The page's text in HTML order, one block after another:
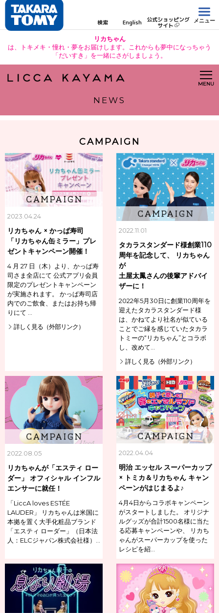
検索 English 公式ショッピング
サイト
メニュー
リカちゃん
は、トキメキ・憧れ・夢をお届けします。これからも夢中になっちゃう
「だいすき」を一緒にさがしましょう。
MENU
NEWS
CAMPAIGN
2023.04.24
リカちゃん × かっぱ寿司
「リカちゃん缶ミラー」プレ
ゼントキャンペーン開催！
4 月 27 日（木）より、かっぱ寿
司さま全店にて 公式アプリ会員
限定のプレゼントキャンペーン
が実施されます。 かっぱ寿司店
内でのご飲食、またはお持ち帰
りにて …
詳しく見る（外部リンク）
2022.11.01
タカラスタンダード様創業110
周年を記念して、 リカちゃん
が
土屋太鳳さんの後輩アドバイ
ザーに！
2022年5月30日に創業110周年を
迎えたタカラスタンダード様
は、かねてより社名が似ている
ことでご縁を感じていたタカラ
トミーの“リカちゃん”とコラボ
し、改めて…
詳しく見る（外部リンク）
2022.08.05
リカちゃんが「エスティ ロー
ダー」 オフィシャル インフル
エンサーに就任！
「LiccA loves ESTÉE
LAUDER」 リカちゃんは米国に
本拠を置く大手化粧品ブランド
「エスティ ローダー」（日本法
人：ELCジャパン株式会社様）…
2022.04.04
明治 エッセル スーパーカップ
× トミカ＆リカちゃん キャン
ペーンがはじまるよ♪
4月4日からコラボキャンペーン
がスタートしました。 オリジナ
ルグッズが合計1500名様に当た
る応募キャンペーンや、 リカち
ゃんがスーパーカップを使った
レシピを紹…